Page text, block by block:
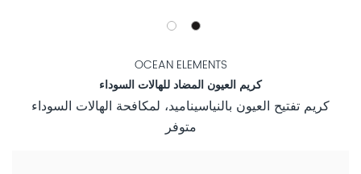
OCEAN ELEMENTS
كريم العيون المضاد للهالات السوداء
كريم تفتيح العيون بالنياسيناميد، لمكافحة الهالات السوداء
متوفر